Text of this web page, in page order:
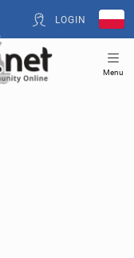
LOGIN
Menu